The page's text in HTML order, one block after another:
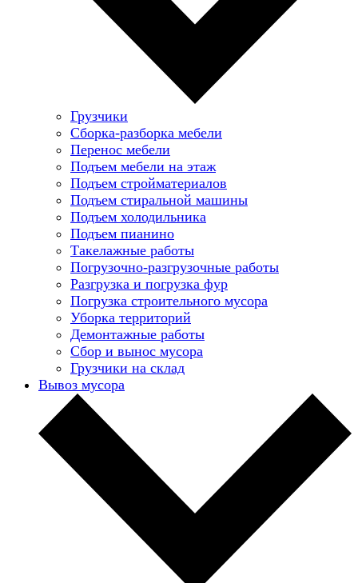
Грузчики
Сборка-разборка мебели
Перенос мебели
Подъем мебели на этаж
Подъем стройматериалов
Подъем стиральной машины
Подъем холодильника
Подъем пианино
Такелажные работы
Погрузочно-разгрузочные работы
Разгрузка и погрузка фур
Погрузка строительного мусора
Уборка территорий
Демонтажные работы
Сбор и вынос мусора
Грузчики на склад
Вывоз мусора